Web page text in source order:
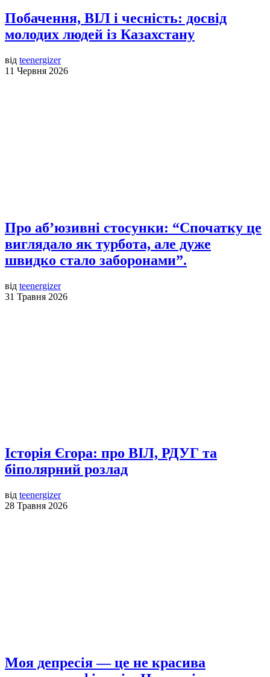
Побачення, ВІЛ і чесність: досвід
молодих людей із Казахстану
від teenergizer
11 Червня 2026
Про аб’юзивні стосунки: “Спочатку це
виглядало як турбота, але дуже
швидко стало заборонами”.
від teenergizer
31 Травня 2026
Історія Єгора: про ВІЛ, РДУГ та
біполярний розлад
від teenergizer
28 Травня 2026
Моя депресія — це не красива